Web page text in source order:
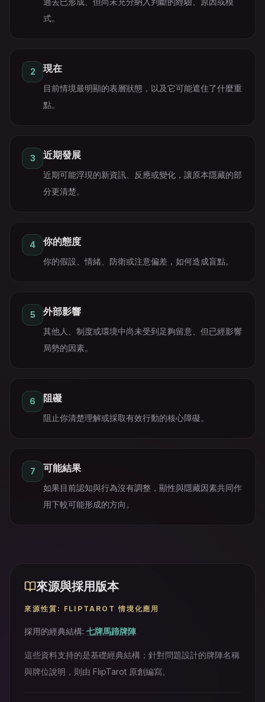
式。
2 現在
目前情境最明顯的表層狀態，以及它可能遮住了什麼重
點。
3 近期發展
近期可能浮現的新資訊、反應或變化，讓原本隱藏的部
分更清楚。
4 你的態度
你的假設、情緒、防衛或注意偏差，如何造成盲點。
5 外部影響
其他人、制度或環境中尚未受到足夠留意、但已經影響
局勢的因素。
6 阻礙
阻止你清楚理解或採取有效行動的核心障礙。
7 可能結果
如果目前認知與行為沒有調整，顯性與隱藏因素共同作
用下較可能形成的方向。
來源與採用版本
來源性質 : FLIPTAROT 情境化應用
採用的經典結構: 七牌馬蹄牌陣
這些資料支持的是基礎經典結構；針對問題設計的牌陣名稱
與牌位說明，則由 FlipTarot 原創編寫。